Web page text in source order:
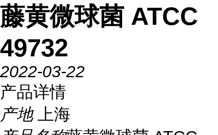
藤黄微球菌 ATCC
49732
2022-03-22
产品详情
产地
上海